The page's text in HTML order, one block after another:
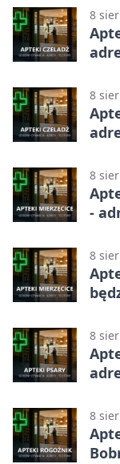
8
8
8
-
8
8
8